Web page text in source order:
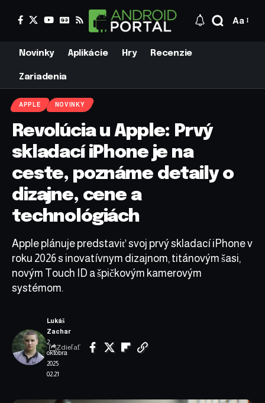
Aa
Novinky Aplikácie Hry Recenzie
Zariadenia
APPLE NOVINKY
Revolúcia u Apple: Prvý
skladací iPhone je na
ceste, poznáme detaily o
dizajne, cene a
technológiách
Apple plánuje predstaviť svoj prvý skladací iPhone v
roku 2026 s inovatívnym dizajnom, titánovým šasi,
novým Touch ID a špičkovým kamerovým
systémom.
2.
októbra
2025
02:21
Lukáš
Zachar
Zdieľať